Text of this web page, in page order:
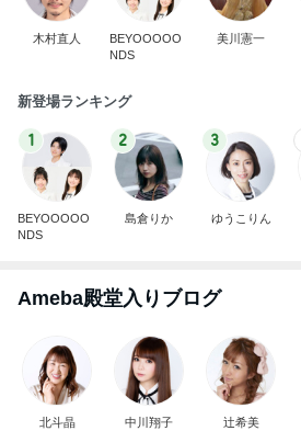
木村直人
BEYOOOOO
NDS
美川憲一
新登場ランキング
1
BEYOOOOO
NDS
2
島倉りか
3
ゆうこりん
Ameba殿堂入りブログ
北斗晶 中川翔子 辻希美